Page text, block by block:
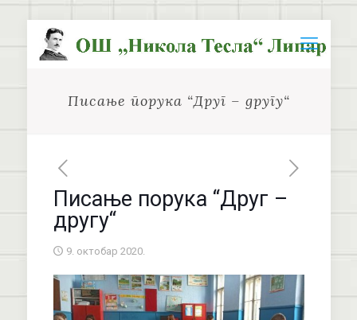
Писање порука “Друг – другу“
Писање порука “Друг –
другу“
9. октобар 2020.